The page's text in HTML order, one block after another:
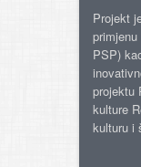
Projekt
PSP)
projektu
kulture
kulturu i